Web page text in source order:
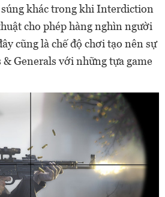
khác trong khi Interdiction
cho phép hàng nghìn người
cũng là chế độ chơi tạo nên sự
Generals với những tựa game